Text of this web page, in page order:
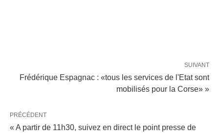
SUIVANT
Frédérique Espagnac : «tous les services de l'Etat sont
mobilisés pour la Corse» »
PRÉCÉDENT
« A partir de 11h30, suivez en direct le point presse de